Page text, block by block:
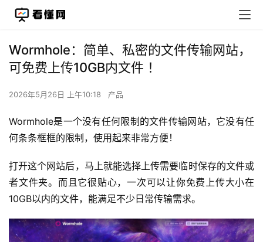
Wormhole：简单、私密的文件传输网站，
可免费上传10GB内文件 ！
2026年5月26日 上午10:18 产品
Wormhole是一个没有任何限制的文件传输网站，它没有任
何条条框框的限制，使用起来非常方便！
打开这个网站后，马上就能选择上传需要临时保存的文件或
者文件夹。而且它很贴心，一次可以让你免费上传大小在
10GB以内的文件，能满足不少日常传输需求。